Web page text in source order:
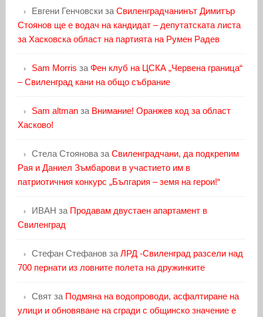
Евгени Генчовскиза Свиленградчанинът Димитър
Стоянов ще е водач на кандидат – депутатската листа
за Хасковска област на партията на Румен Радев
Sam Morris за Фен клуб на ЦСКА „Червена граница“
– Свиленград кани на общо събрание
Sam altmanза Внимание! Оранжев код за област
Хасково!
Стела Стояноваза Свиленградчани, да подкрепим
Рая и Даниел Зъмбарови в участието им в
патриотичния конкурс „България – земя на герои!“
ИВАН за Продавам двустаен апартамент в
Свиленград
Стефан Стефановза ЛРД -Свиленград разсели над
700 пернати из ловните полета на дружинките
Святза Подмяна на водопроводи, асфалтиране на
улици и обновяване на сгради с общинско значение е